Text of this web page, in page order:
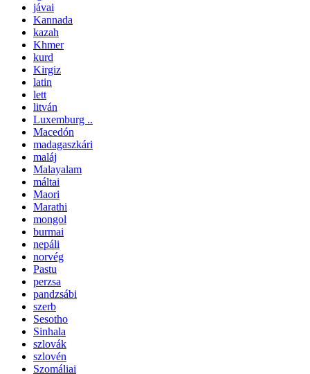
jávai
Kannada
kazah
Khmer
kurd
Kirgiz
latin
lett
litván
Luxemburg ..
Macedón
madagaszkári
maláj
Malayalam
máltai
Maori
Marathi
mongol
burmai
nepáli
norvég
Pastu
perzsa
pandzsábi
szerb
Sesotho
Sinhala
szlovák
szlovén
Szomáliai